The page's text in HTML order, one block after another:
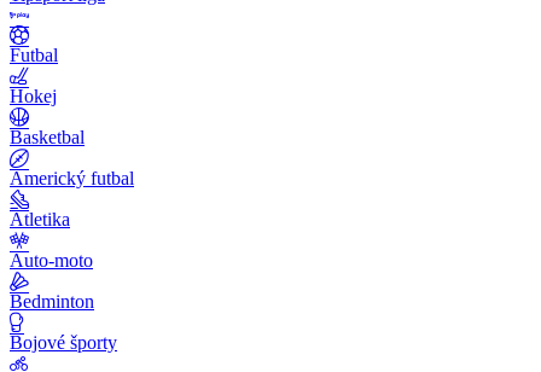
Futbal
Hokej
Basketbal
Americký futbal
Atletika
Auto-moto
Bedminton
Bojové športy